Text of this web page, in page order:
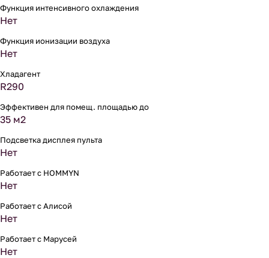
Функция интенсивного охлаждения
Нет
Функция ионизации воздуха
Нет
Хладагент
R290
Эффективен для помещ. площадью до
35 м2
Подсветка дисплея пульта
Нет
Работает с HOMMYN
Нет
Работает с Алисой
Нет
Работает с Марусей
Нет